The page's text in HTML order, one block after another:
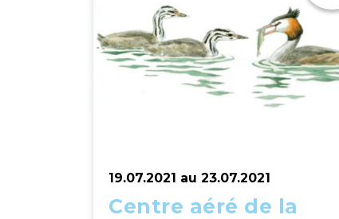
19.07.2021 au 23.07.2021
Centre aéré de la